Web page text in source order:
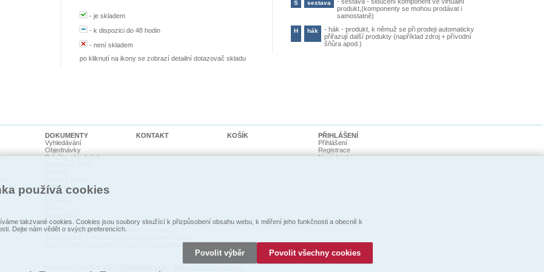
-je skladem
- k dispozici do 48 hodin
-není skladem
po kliknutí na ikony se zobrazí detailní dotazovač skladu
S sestava
produkt,(komponenty se mohou prodávat i
samostatně)
H hák - hák - produkt, k němuž se při prodeji automaticky
přiřazují další produkty (například zdroj + přívodní
šňůra apod.)
psi
DOKUMENTY
Vyhledávání
Objednávky
Položky objednávky
Pohledávky
Dodací listy
Prohlášení o shodě
Zpětný odběr vysloužilých elektrozaŕízení
Zpětný odběr vysloužilých baterií / akumulátorů
KONTAKT KOŠÍK
PŘIHLÁŠENÍ
Přihlášení
Registrace
Nové heslo
používá cookies
takzvané cookies. Cookies jsou soubory sloužící k přizpůsobení obsahu webu, k měření jeho funkčnosti a obecně k
Dejte nám vědět o svých preferencích.
Povolit výběr Povolit všechny cookies